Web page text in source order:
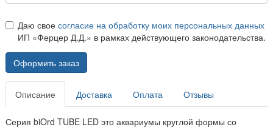
Даю свое согласие на обработку моих персональных данных
ИП «Ферцер Д.Д.» в рамках действующего законодательства.
Оформить заказ
Описание Доставка Оплата Отзывы
Серия biOrd TUBE LED это аквариумы круглой формы со